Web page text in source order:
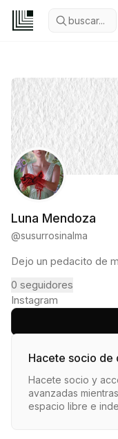
buscar...
Luna Mendoza
@susurrosinalma
Dejo un pedacito de
0 seguidores
Instagram
Hacete socio de
Hacete socio y
avanzadas
espacio libre e